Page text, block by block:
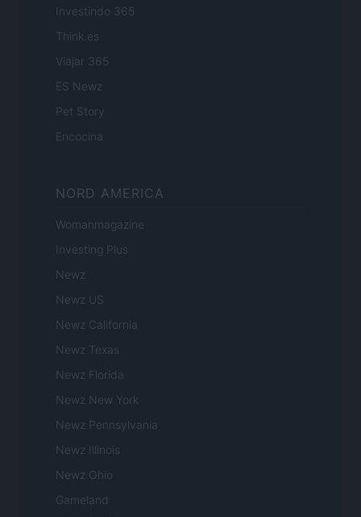
Investindo 365
Think.es
Viajar 365
ES Newz
Pet Story
Encocina
NORD AMERICA
Womanmagazine
Investing Plus
Newz
Newz US
Newz California
Newz Texas
Newz Florida
Newz New York
Newz Pennsylvania
Newz Illinois
Newz Ohio
Gameland